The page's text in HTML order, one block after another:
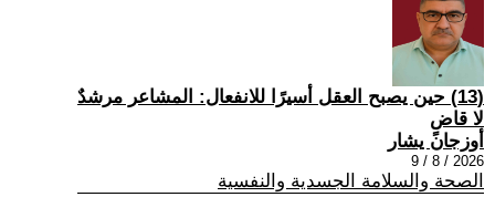
(13) حين يصبح العقل أسيرًا للانفعال: المشاعر مرشدٌ
لا قاضٍ
أوزجان يشار
2026 / 8 / 9
الصحة والسلامة الجسدية والنفسية